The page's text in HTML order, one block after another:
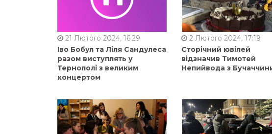
21 Лютого 2024, 16:29
Іво Бобул та Ліля Сандулеса
разом виступлять у
Тернополі з великим
концертом
2 Лютого 2024, 17:19
Сторічний ювілей
відзначив Тимотей
Непийвода з